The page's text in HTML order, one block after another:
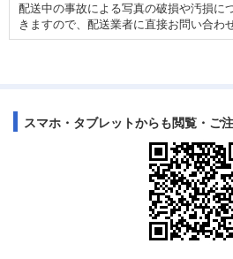
配送中の事故による写真の破損や汚損に
きますので、配送業者に直接お問い合わ
スマホ・タブレットからも閲覧・ご